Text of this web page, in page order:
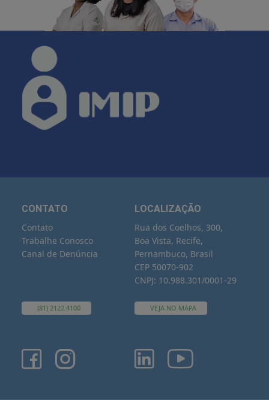
CONTATO
Contato
Trabalhe Conosco
Canal de Denúncia
(81) 2122.4100
LOCALIZAÇÃO
Rua dos Coelhos, 300,
Boa Vista, Recife,
Pernambuco, Brasil
CEP 50070-902
CNPJ: 10.988.301/0001-29
VEJA NO MAPA